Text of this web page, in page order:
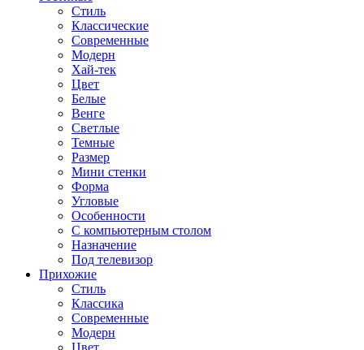
Стиль
Классические
Современные
Модерн
Хай-тек
Цвет
Белые
Венге
Светлые
Темные
Размер
Мини стенки
Форма
Угловые
Особенности
С компьютерным столом
Назначение
Под телевизор
Прихожие
Стиль
Классика
Современные
Модерн
Цвет